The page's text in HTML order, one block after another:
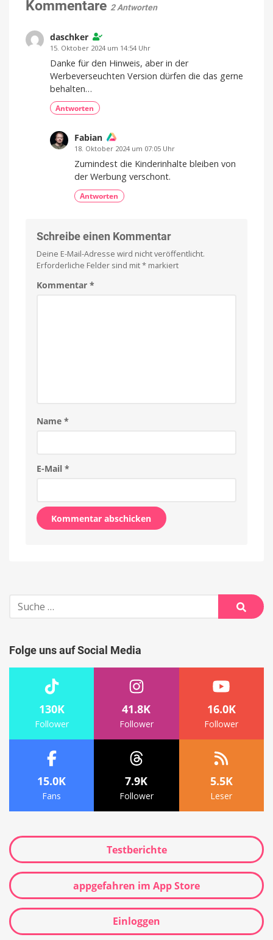
Fund
Erpresser
nutzt
KI
Kommentare 2 Antworten
daschker
15. Oktober 2024 um 14:54 Uhr
Danke für den Hinweis, aber in der
Werbeverseuchten Version dürfen die das gerne
behalten…
Antworten
Fabian
18. Oktober 2024 um 07:05 Uhr
Zumindest die Kinderinhalte bleiben von
der Werbung verschont.
Antworten
Schreibe einen Kommentar
Deine E-Mail-Adresse wird nicht veröffentlicht.
Erforderliche Felder sind mit* markiert
Kommentar *
Name *
E-Mail *
Suche
nach:
Suche
Folge uns auf Social Media
130K
Follower
41.8K
Follower
16.0K
Follower
15.0K
Fans
7.9K
Follower
5.5K
Leser
Testberichte
appgefahren im App Store
Einloggen